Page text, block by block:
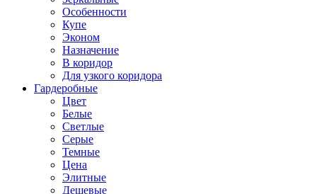
Особенности
Купе
Эконом
Назначение
В коридор
Для узкого коридора
Гардеробные
Цвет
Белые
Светлые
Серые
Темные
Цена
Элитные
Дешевые